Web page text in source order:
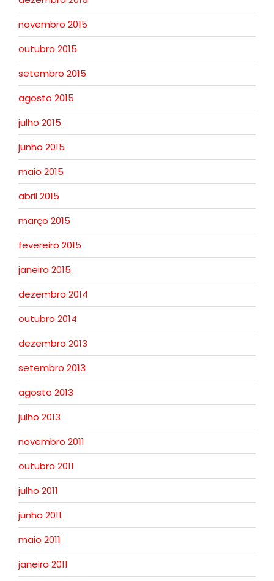
novembro 2015
outubro 2015
setembro 2015
agosto 2015
julho 2015
junho 2015
maio 2015
abril 2015
março 2015
fevereiro 2015
janeiro 2015
dezembro 2014
outubro 2014
dezembro 2013
setembro 2013
agosto 2013
julho 2013
novembro 2011
outubro 2011
julho 2011
junho 2011
maio 2011
janeiro 2011